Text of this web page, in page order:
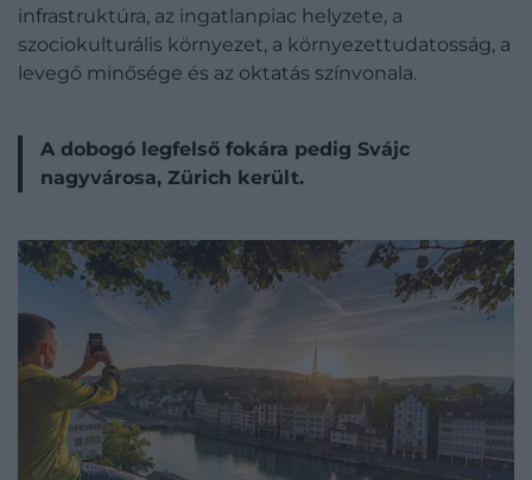
infrastruktúra, az ingatlanpiac helyzete, a
szociokulturális környezet, a környezettudatosság, a
levegő minősége és az oktatás színvonala.
A dobogó legfelső fokára pedig Svájc
nagyvárosa, Zürich került.